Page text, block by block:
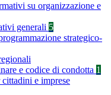
su organizzazione e
generali 5
strategico-
e codice di condotta 1
e imprese